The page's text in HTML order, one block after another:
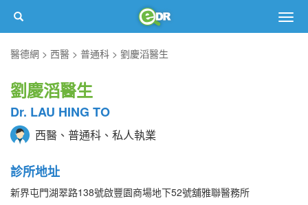
醫德網
西醫 普通科 劉慶滔醫生
劉慶滔醫生
Dr. LAU HING TO
西醫、普通科、私人執業
診所地址
新界屯門湖翠路138號啟豐園商場地下52號舖雅聯醫務所